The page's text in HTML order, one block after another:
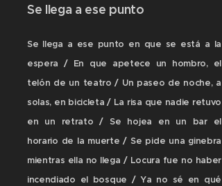
Se llega a ese punto
Se llega a ese punto en que se está a la
espera / En que apetece un hombro, el
telón de un teatro / Un paseo de noche, a
solas, en bicicleta / La risa que nadie retuvo
en un retrato / Se hojea en un bar el
horario de la muerte / Se pide una ginebra
mientras ella no llega / Locura fue no haber
incendiado el bosque / Ya no sé en qué